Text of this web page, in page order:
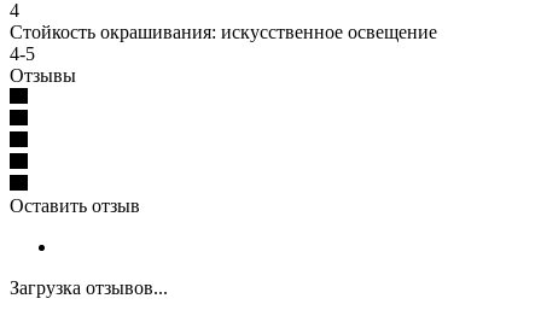
4
Стойкость окрашивания: искусственное освещение
4-5
Отзывы
Оставить отзыв
Загрузка отзывов...